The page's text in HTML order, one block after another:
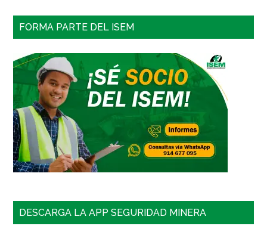
FORMA PARTE DEL ISEM
DESCARGA LA APP SEGURIDAD MINERA